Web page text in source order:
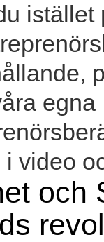
istället
egna
i video
och